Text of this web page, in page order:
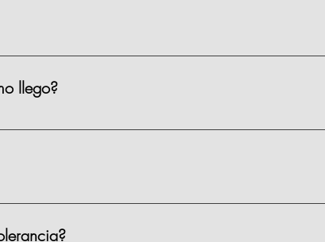
llego?
Norte 420, en Lomas de Chapultepec, CDMX.
1 de la plaza. Costo: $35 por hora. También hay